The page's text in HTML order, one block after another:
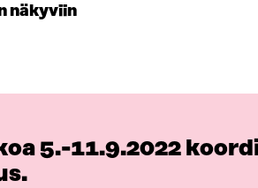
näkyviin
5.-11.9.2022